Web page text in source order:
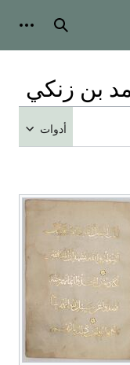
بحث
بن زنكي
أدوات